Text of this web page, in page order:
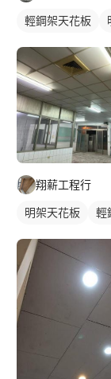
輕鋼架天花板
翔薪工程行
明架天花板 輕